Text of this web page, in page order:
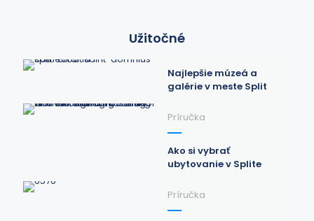
Užitočné
Najlepšie múzeá a
galérie v meste Split
Príručka
Ako si vybrať
ubytovanie v Splite
Príručka